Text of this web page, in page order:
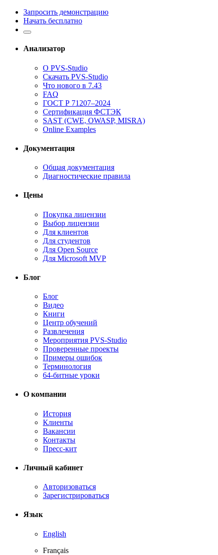
Запросить демонстрацию
Начать бесплатно
Анализатор
О PVS-Studio
Скачать PVS-Studio
Что нового в 7.43
FAQ
ГОСТ Р 71207–2024
Сертификация ФСТЭК
SAST (CWE, OWASP, MISRA)
Online Examples
Документация
Общая документация
Диагностические правила
Цены
Покупка лицензии
Выбор лицензии
Для клиентов
Для студентов
Для Open Source
Для Microsoft MVP
Блог
Блог
Видео
Книги
Центр обучений
Развлечения
Мероприятия PVS-Studio
Проверенные проекты
Примеры ошибок
Терминология
64-битные уроки
О компании
История
Клиенты
Вакансии
Контакты
Пресс-кит
Личный кабинет
Авторизоваться
Зарегистрироваться
Язык
English
Français